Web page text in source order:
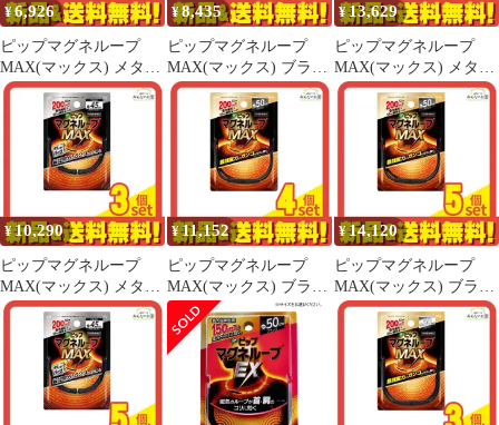
¥6,926
ピップマグネループ
MAX(マックス) メタル
シルバー 50cm 2個セッ
ト まとめ売り
¥8,435
ピップマグネループ
MAX(マックス) ブラッ
ク 50cm 3個セット まと
め売り
¥13,629
ピップマグネループ
MAX(マックス) メタル
シルバー 60cm 4個セッ
ト まとめ売り
¥10,290
ピップマグネループ
MAX(マックス) メタル
シルバー 45cm 3個セッ
ト まとめ売り
¥11,152
ピップマグネループ
MAX(マックス) ブラッ
ク 50cm 4個セット まと
め売り
¥14,120
ピップマグネループ
MAX(マックス) ブラッ
ク 50cm 5個セット まと
め売り